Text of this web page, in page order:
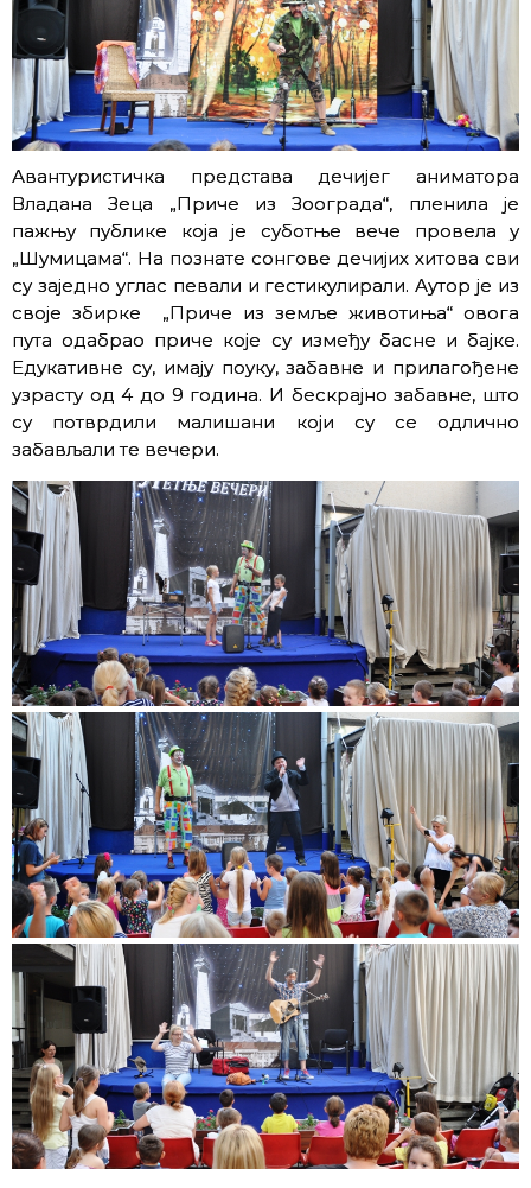
Авантуристичка представа дечијег аниматора
Владана Зеца „Приче из Зоограда“, пленила је
пажњу публике која је суботње вече провела у
„Шумицама“. На познате сонгове дечијих хитова сви
су заједно углас певали и гестикулирали. Аутор је из
своје збирке „Приче из земље животиња“ овога
пута одабрао приче које су између басне и бајке.
Едукативне су, имају поуку, забавне и прилагођене
узрасту од 4 до 9 година. И бескрајно забавне, што
су потврдили малишани који су се одлично
забављали те вечери.